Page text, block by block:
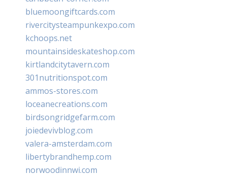
bluemoongiftcards.com
rivercitysteampunkexpo.com
kchoops.net
mountainsideskateshop.com
kirtlandcitytavern.com
301nutritionspot.com
ammos-stores.com
loceanecreations.com
birdsongridgefarm.com
joiedevivblog.com
valera-amsterdam.com
libertybrandhemp.com
norwoodinnwi.com